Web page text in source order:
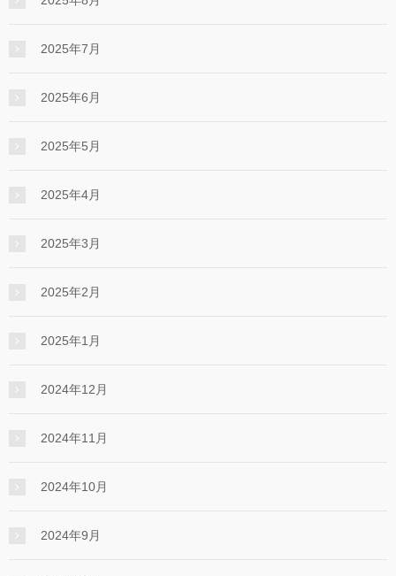
2025年7月
2025年6月
2025年5月
2025年4月
2025年3月
2025年2月
2025年1月
2024年12月
2024年11月
2024年10月
2024年9月